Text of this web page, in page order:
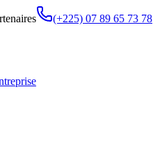
(+225) 07 89 65 73 78